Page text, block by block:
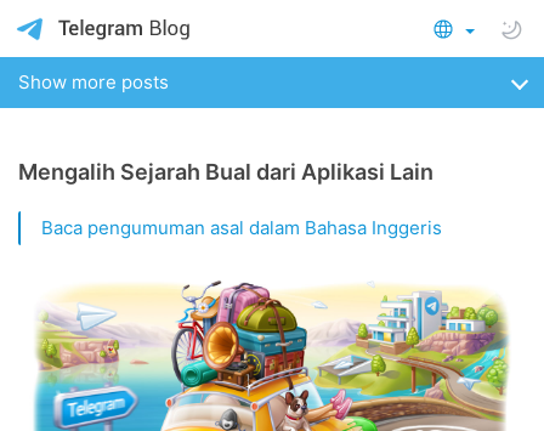
Show more posts
Mengalih Sejarah Bual dari Aplikasi Lain
Baca pengumuman asal dalam Bahasa Inggeris